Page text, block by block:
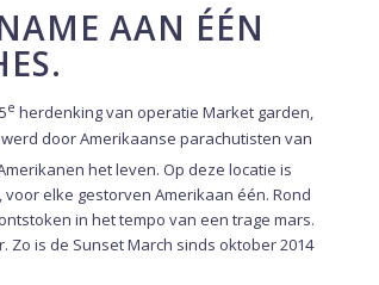
AAN ÉÉN
e herdenking van operatie Market garden,
door Amerikaanse parachutisten van
het leven. Op deze locatie is
elke gestorven Amerikaan één. Rond
in het tempo van een trage mars.
is de Sunset March sinds oktober 2014